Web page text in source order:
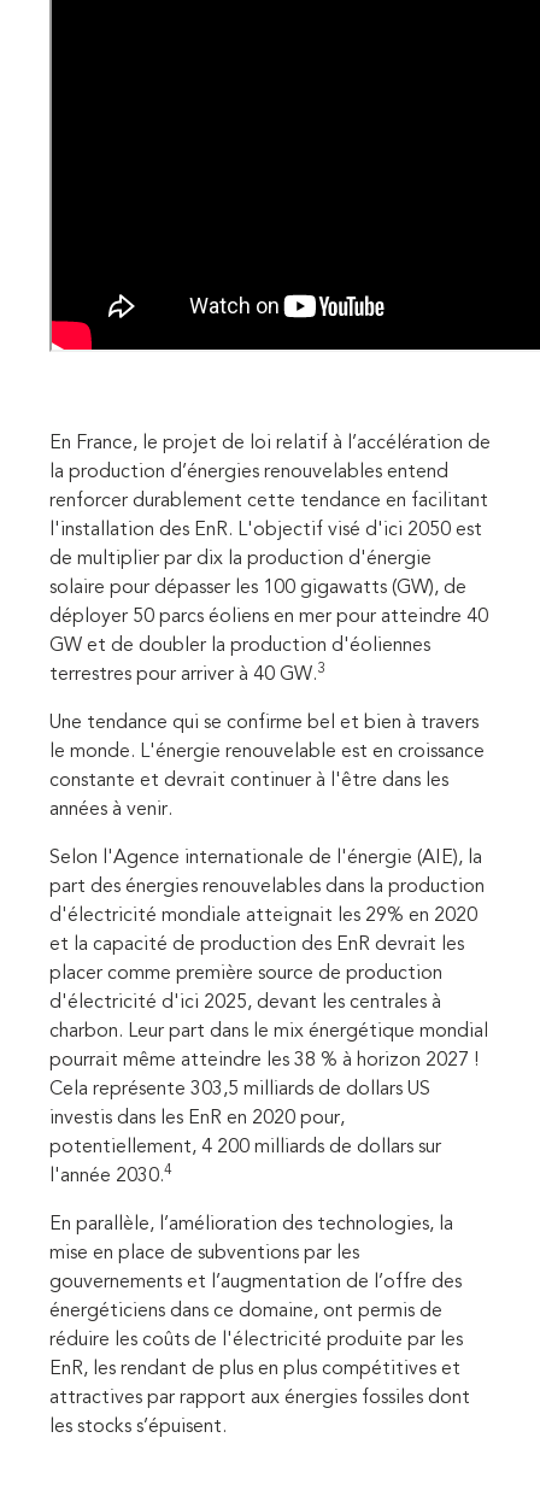
En France, le projet de loi relatif à l’accélération de
la production d’énergies renouvelables entend
renforcer durablement cette tendance en facilitant
l'installation des EnR. L'objectif visé d'ici 2050 est
de multiplier par dix la production d'énergie
solaire pour dépasser les 100 gigawatts (GW), de
déployer 50 parcs éoliens en mer pour atteindre 40
GW et de doubler la production d'éoliennes
terrestres pour arriver à 40 GW.3
Une tendance qui se confirme bel et bien à travers
le monde. L'énergie renouvelable est en croissance
constante et devrait continuer à l'être dans les
années à venir.
Selon l'Agence internationale de l'énergie (AIE), la
part des énergies renouvelables dans la production
d'électricité mondiale atteignait les 29% en 2020
et la capacité de production des EnR devrait les
placer comme première source de production
d'électricité d'ici 2025, devant les centrales à
charbon. Leur part dans le mix énergétique mondial
pourrait même atteindre les 38 % à horizon 2027 !
Cela représente 303,5 milliards de dollars US
investis dans les EnR en 2020 pour,
potentiellement, 4 200 milliards de dollars sur
l'année 2030.4
En parallèle, l’amélioration des technologies, la
mise en place de subventions par les
gouvernements et l’augmentation de l’offre des
énergéticiens dans ce domaine, ont permis de
réduire les coûts de l'électricité produite par les
EnR, les rendant de plus en plus compétitives et
attractives par rapport aux énergies fossiles dont
les stocks s’épuisent.